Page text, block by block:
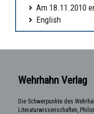
Am 18.11.2010
English
Wehrhahn Verlag
Die Schwerpunkte des
Literaturwissenschaften,